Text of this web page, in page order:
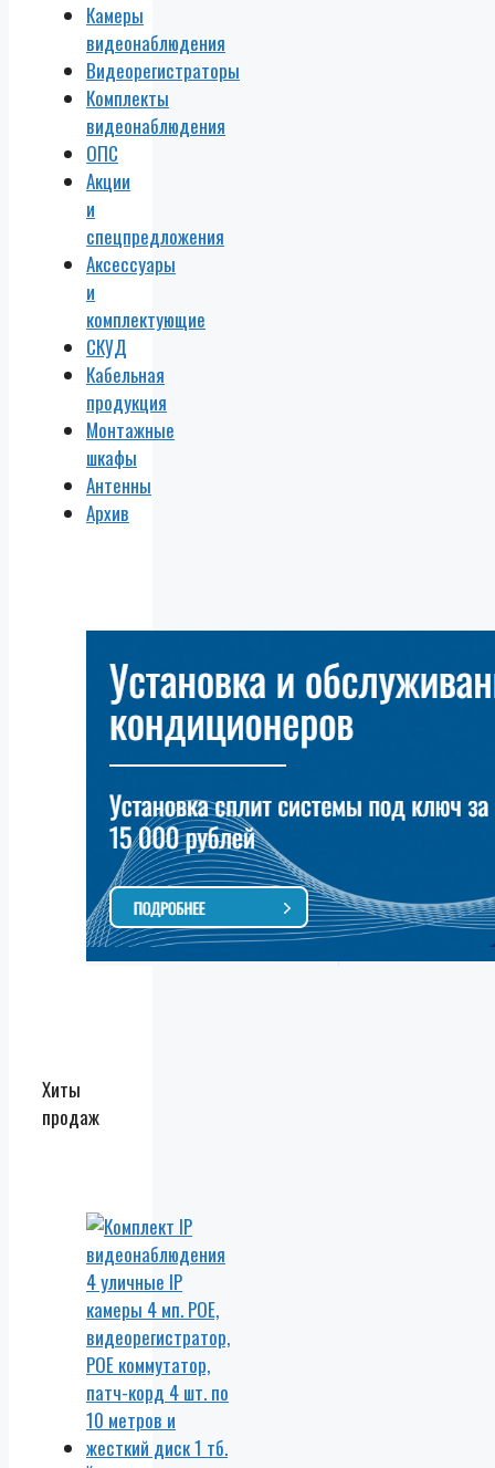
Камеры
видеонаблюдения
Видеорегистраторы
Комплекты
видеонаблюдения
ОПС
Акции
и
спецпредложения
Аксессуары
и
комплектующие
СКУД
Кабельная
продукция
Монтажные
шкафы
Антенны
Архив
Хиты
продаж